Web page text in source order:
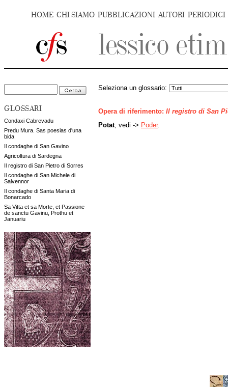
HOME CHI SIAMO PUBBLICAZIONI AUTORI PERIODICI
GLOSSARI
Condaxi Cabrevadu
Predu Mura. Sas poesias d'una
bida
Il condaghe di San Gavino
Agricoltura di Sardegna
Il registro di San Pietro di Sorres
Il condaghe di San Michele di
Salvennor
Il condaghe di Santa Maria di
Bonarcado
Sa Vitta et sa Morte, et Passione
de sanctu Gavinu, Prothu et
Januariu
Seleziona un glossario:
Opera di riferimento: Il registro di San
Potat, vedi -> Poder.